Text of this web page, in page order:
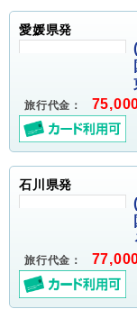
愛媛県発
旅行代金：
石川県発
旅行代金：